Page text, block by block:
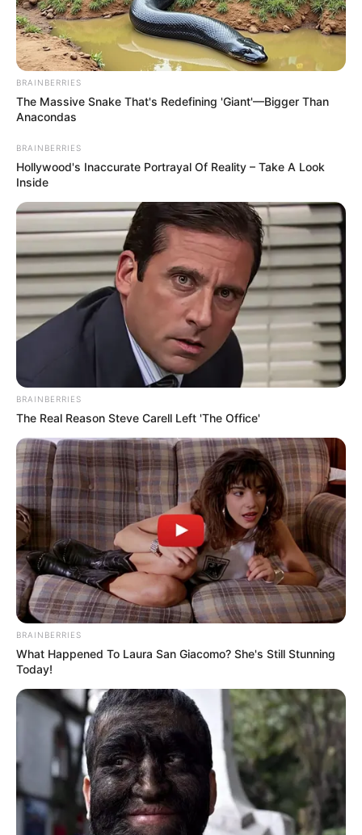
BRAINBERRIES
The Massive Snake That's Redefining 'Giant'—Bigger Than
Anacondas
BRAINBERRIES
Hollywood's Inaccurate Portrayal Of Reality – Take A Look
Inside
BRAINBERRIES
The Real Reason Steve Carell Left 'The Office'
BRAINBERRIES
What Happened To Laura San Giacomo? She's Still Stunning
Today!